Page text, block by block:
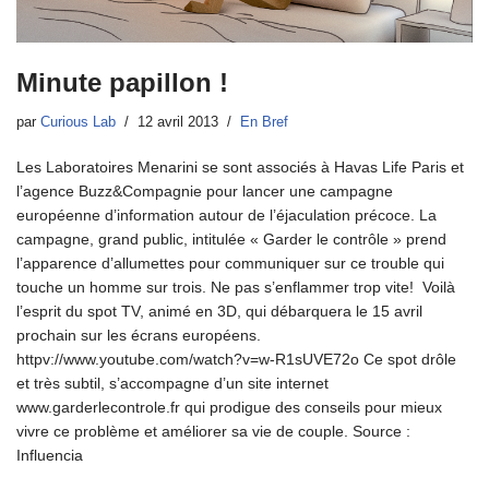
Minute papillon !
par Curious Lab 12 avril 2013 En Bref
Les Laboratoires Menarini se sont associés à Havas Life Paris et
l’agence Buzz&Compagnie pour lancer une campagne
européenne d’information autour de l’éjaculation précoce. La
campagne, grand public, intitulée « Garder le contrôle » prend
l’apparence d’allumettes pour communiquer sur ce trouble qui
touche un homme sur trois. Ne pas s’enflammer trop vite! Voilà
l’esprit du spot TV, animé en 3D, qui débarquera le 15 avril
prochain sur les écrans européens.
httpv://www.youtube.com/watch?v=w-R1sUVE72o Ce spot drôle
et très subtil, s’accompagne d’un site internet
www.garderlecontrole.fr qui prodigue des conseils pour mieux
vivre ce problème et améliorer sa vie de couple. Source :
Influencia